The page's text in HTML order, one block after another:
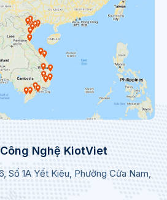
Nghệ KiotViet
Số 1A Yết Kiêu, Phường Cửa Nam,